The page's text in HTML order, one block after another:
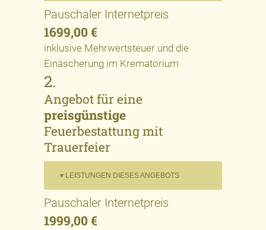
Pauschaler Internetpreis
1699,00 €
inklusive Mehrwertsteuer und die
Einäscherung im Krematorium
2.
Angebot für eine
preisgünstige
Feuerbestattung mit
Trauerfeier
▾ LEISTUNGEN DIESES ANGEBOTS
Pauschaler Internetpreis
1999,00 €